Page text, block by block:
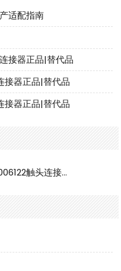
适配指南
接器正品|替代品
接器正品|替代品
接器正品|替代品
触头连接器-兼容HARTING|09330006122触头连接器替代品说明